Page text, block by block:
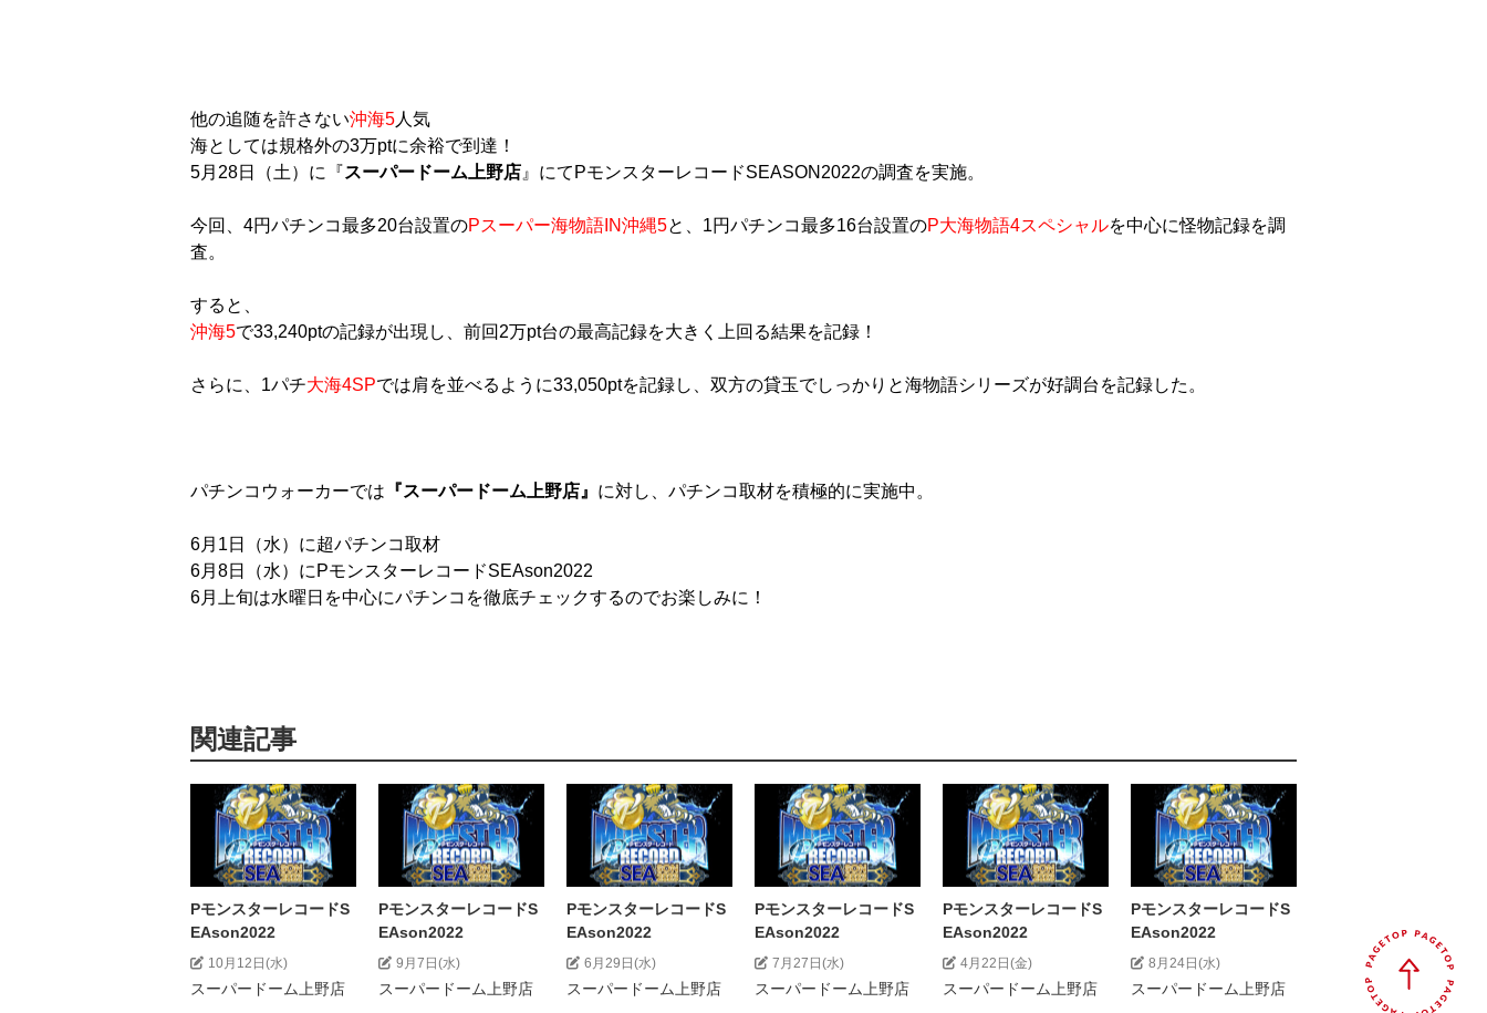
他の追随を許さない沖海5人気
海としては規格外の3万ptに余裕で到達！
5月28日（土）に『スーパードーム上野店 』にてPモンスターレコードSEASON2022の調査を実施。
今回、4円パチンコ最多20台設置のPスーパー海物語IN沖縄5と、1円パチンコ最多16台設置のP大海物語4スペシャルを中心に怪物記録を調
査。
すると、
沖海5で33,240ptの記録が出現し、前回2万pt台の最高記録を大きく上回る結果を記録！
さらに、1パチ大海4SPでは肩を並べるように33,050ptを記録し、双方の貸玉でしっかりと海物語シリーズが好調台を記録した。
パチンコウォーカーでは 『スーパードーム上野店』 に対し、パチンコ取材を積極的に実施中。
6月1日（水）に超パチンコ取材
6月8日（水）にPモンスターレコードSEAson2022
6月上旬は水曜日を中心にパチンコを徹底チェックするのでお楽しみに！
関連記事
PモンスターレコードS
EAson2022
10月12日(水)
スーパードーム上野店
PモンスターレコードS
EAson2022
9月7日(水)
スーパードーム上野店
PモンスターレコードS
EAson2022
6月29日(水)
スーパードーム上野店
PモンスターレコードS
EAson2022
7月27日(水)
スーパードーム上野店
PモンスターレコードS
EAson2022
4月22日(金)
スーパードーム上野店
PモンスターレコードS
EAson2022
8月24日(水)
スーパードーム上野店